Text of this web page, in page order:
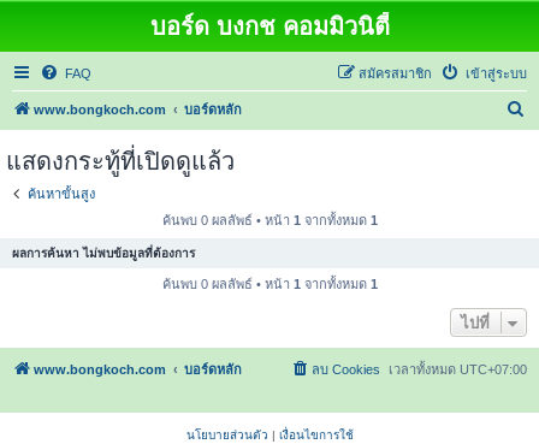
บอร์ด บงกช คอมมิวนิตี้
FAQ เข้าสู่ระบบ
สมัครสมาชิก
www.bongkoch.com บอร์ดหลัก
แสดงกระทู้ที่เปิดดูแล้ว
ค้นหาขั้นสูง
ค้นพบ 0 ผลลัพธ์ • หน้า 1 จากทั้งหมด 1
ผลการค้นหา ไม่พบข้อมูลที่ต้องการ
ค้นพบ 0 ผลลัพธ์ • หน้า 1 จากทั้งหมด 1
ไปที่
www.bongkoch.com บอร์ดหลัก เวลาทั้งหมด UTC+07:00
ลบ Cookies
นโยบายส่วนตัว | เงื่อนไขการใช้